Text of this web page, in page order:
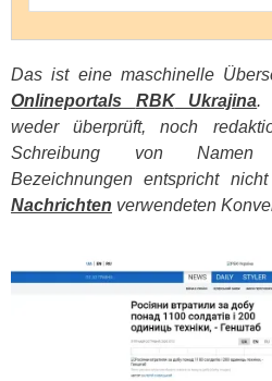
Das ist eine maschinelle
Onlineportals RBKUkrajina.
weder überprüft, noch
Schreibung von Namen
Bezeichnungen entspricht
Nachrichten verwendeten